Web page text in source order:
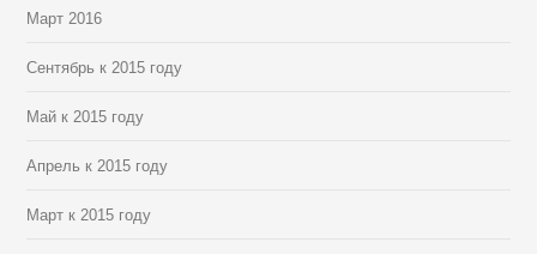
Март 2016
Сентябрь к 2015 году
Май к 2015 году
Апрель к 2015 году
Март к 2015 году